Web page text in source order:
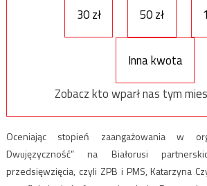
30 zł 50 zł
Inna kwota
Zobacz kto wparł nas tym
Oceniając stopień zaangażowania w
Dwujęzyczność” na Białorusi
przedsięwzięcia, czyli ZPB i PMS, Katarzyna